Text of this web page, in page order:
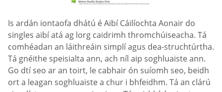
Is ardán iontaofa dhátú é Aibí Cáilíochta Aonair do
singles aibí atá ag lorg caidrimh thromchúiseacha. Tá
comhéadan an láithreáin simplí agus dea-struchtúrtha.
Tá gnéithe speisialta ann, ach níl aip soghluaiste ann.
Go dtí seo ar an toirt, le cabhair ón suíomh seo, beidh
ort a leagan soghluaiste a chur i bhfeidhm. Tá an clárú